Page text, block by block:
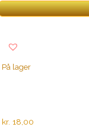
På lager
kr. 18,00